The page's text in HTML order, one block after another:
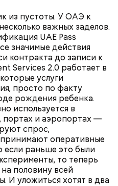
из пустоты. У ОАЭ к
важных заделов.
UAE Pass
значимые действия
контракта до записи к
Services 2.0 работает в
услуги
просто по факту
рождения ребенка.
используется в
портах и аэропортах —
спрос,
оперативные
если раньше это были
то теперь
половину всей
И уложиться хотят в два